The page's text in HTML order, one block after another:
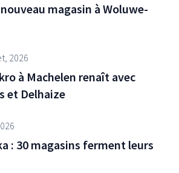
magasin à Woluwe-
2026
à Machelen renaît avec
et Delhaize
: 30 magasins ferment leurs